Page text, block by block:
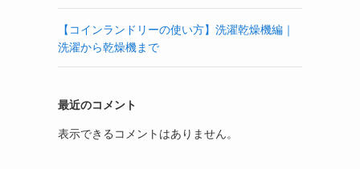
【コインランドリーの使い方】洗濯乾燥機編｜
洗濯から乾燥機まで
最近のコメント
表示できるコメントはありません。